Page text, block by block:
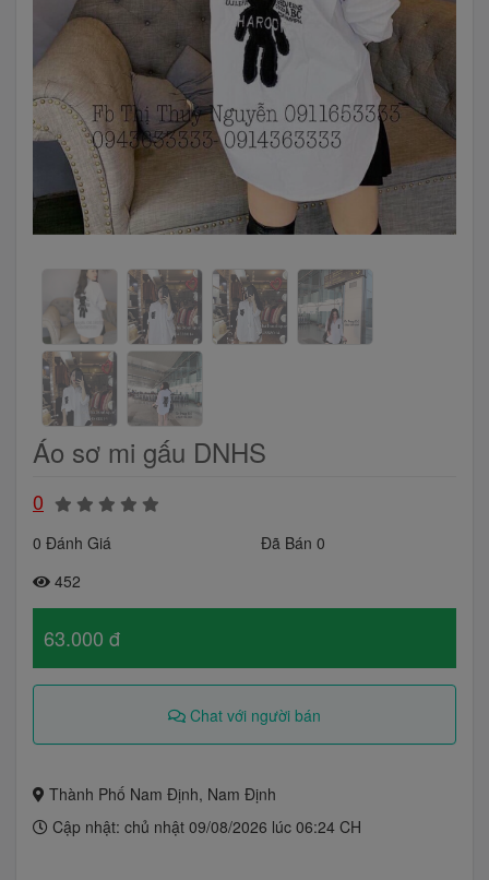
Áo sơ mi gấu DNHS
0
0 Đánh Giá
Đã Bán 0
452
63.000 đ
Chat với người bán
Thành Phố Nam Định, Nam Định
Cập nhật: chủ nhật 09/08/2026 lúc 06:24 CH